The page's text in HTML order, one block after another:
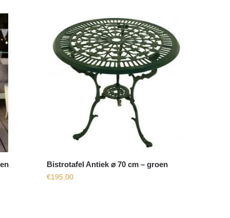
Bistrotafel Antiek ⌀ 70 cm – groen
€195,00